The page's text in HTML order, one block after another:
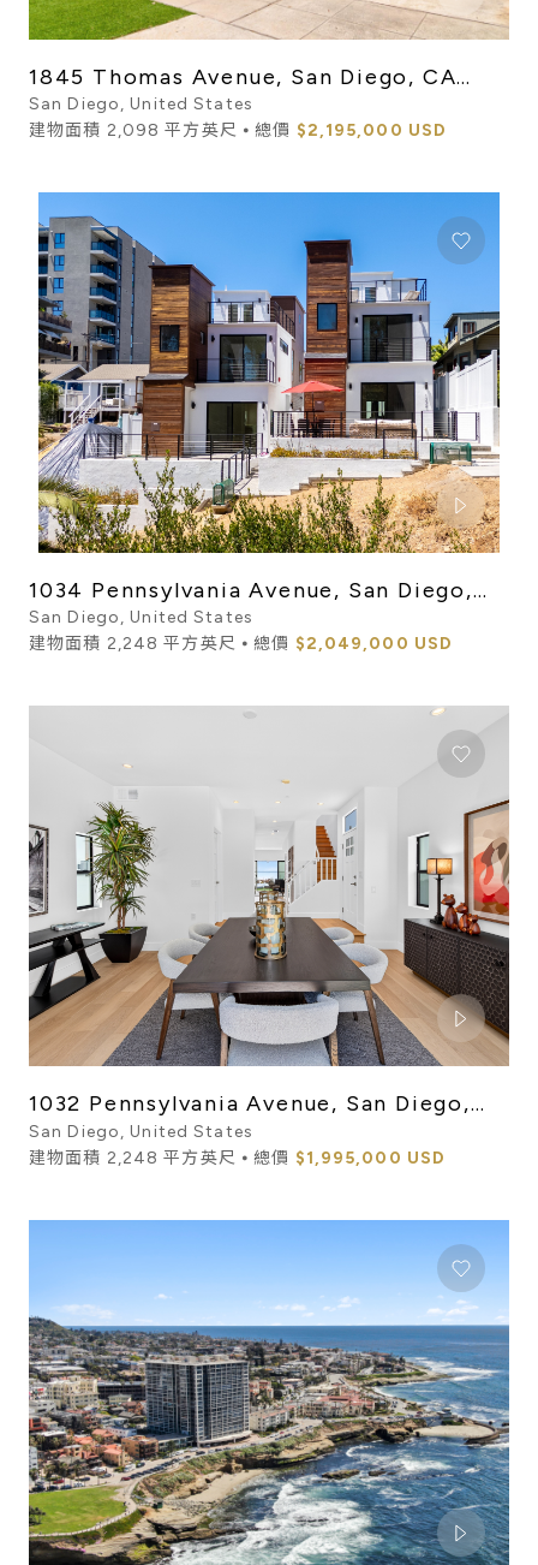
1845 Thomas Avenue, San Diego, CA
92109
San Diego, United States
建物面積 2,098 平方英尺 ⦁ 總價 $2,195,000 USD
1034 Pennsylvania Avenue, San Diego,
CA 92103
San Diego, United States
建物面積 2,248 平方英尺 ⦁ 總價 $2,049,000 USD
1032 Pennsylvania Avenue, San Diego,
CA 92103
San Diego, United States
建物面積 2,248 平方英尺 ⦁ 總價 $1,995,000 USD